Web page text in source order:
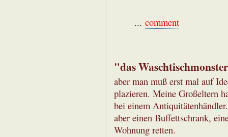
... comment
"das
aber man muß erst mal auf
plazieren. Meine Großeltern
bei einem
aber einen Buffettschrank,
Wohnung retten.